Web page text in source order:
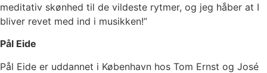
meditativ skønhed til de vildeste rytmer, og jeg håber at I
bliver revet med ind i musikken!”
Pål Eide
Pål Eide er uddannet i København hos Tom Ernst og José